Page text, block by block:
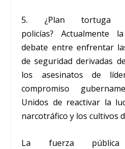
5. ¿Plan tortuga
policías? Actualmente
debate entre enfrentar
de seguridad derivadas
los asesinatos de
compromiso
Unidos de reactivar la
narcotráfico y los cultivos
La fuerza